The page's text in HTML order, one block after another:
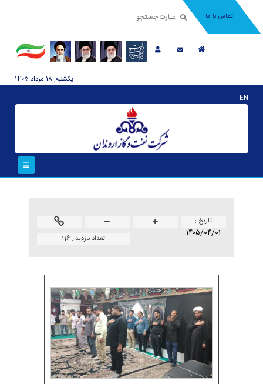
تماس با ما
يکشنبه, 18 مرداد 1405
EN
تاريخ :
۱۴۰۵/۰۴/۰۱ تعداد بازدید :116